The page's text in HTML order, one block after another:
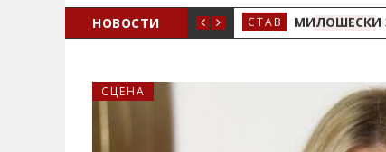
НОВОСТИ СТАВ МИЛОШЕСКИ
СЦЕНА